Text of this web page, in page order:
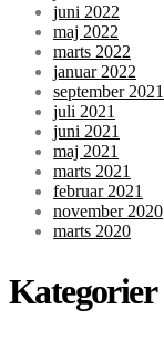
juni 2022
maj 2022
marts 2022
januar 2022
september 2021
juli 2021
juni 2021
maj 2021
marts 2021
februar 2021
november 2020
marts 2020
Kategorier